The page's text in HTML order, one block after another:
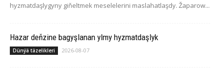
hyzmatdaşlygyny giňeltmek meselelerini maslahatlaşdy. Žaparow...
Hazar deňzine bagyşlanan ylmy hyzmatdaşlyk
Dünýä täzelikleri 2026-08-07